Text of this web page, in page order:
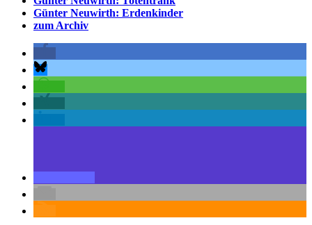
Günter Neuwirth: Erdenkinder
zum Archiv